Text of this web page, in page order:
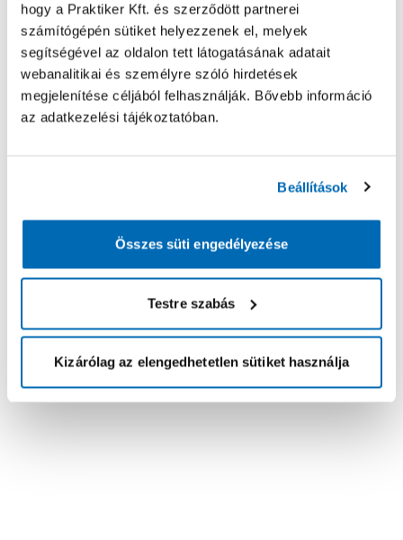
hogy a Praktiker Kft. és szerződött partnerei
számítógépén sütiket helyezzenek el, melyek
segítségével az oldalon tett látogatásának adatait
webanalitikai és személyre szóló hirdetések
megjelenítése céljából felhasználják. Bővebb információ
az adatkezelési tájékoztatóban.
Beállítások
Összes süti engedélyezése
Testre szabás
Kizárólag az elengedhetetlen sütiket használja